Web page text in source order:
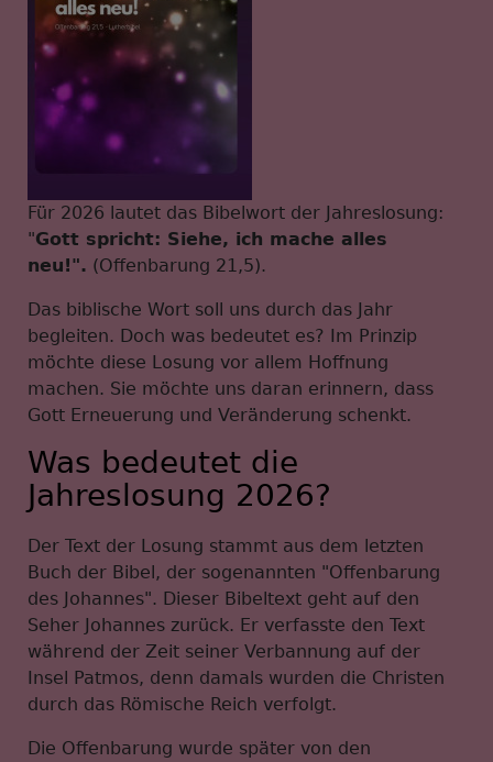
Für 2026 lautet das Bibelwort der Jahreslosung:
"Gott spricht: Siehe, ich mache alles
neu!". (Offenbarung 21,5).
Das biblische Wort soll uns durch das Jahr
begleiten. Doch was bedeutet es? Im Prinzip
möchte diese Losung vor allem Hoffnung
machen. Sie möchte uns daran erinnern, dass
Gott Erneuerung und Veränderung schenkt.
Was bedeutet die
Jahreslosung 2026?
Der Text der Losung stammt aus dem letzten
Buch der Bibel, der sogenannten "Offenbarung
des Johannes". Dieser Bibeltext geht auf den
Seher Johannes zurück. Er verfasste den Text
während der Zeit seiner Verbannung auf der
Insel Patmos, denn damals wurden die Christen
durch das Römische Reich verfolgt.
Die Offenbarung wurde später von den